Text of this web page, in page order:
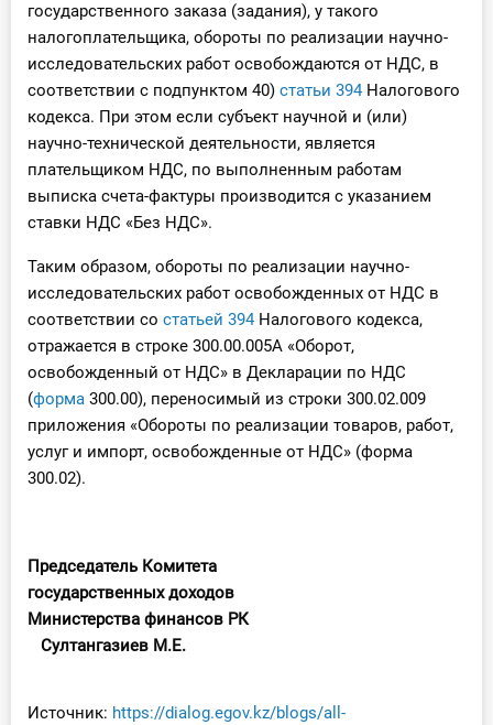
государственного заказа (задания), у такого
налогоплательщика, обороты по реализации научно-
исследовательских работ освобождаются от НДС, в
соответствии с подпунктом 40) статьи 394 Налогового
кодекса. При этом если субъект научной и (или)
научно-технической деятельности, является
плательщиком НДС, по выполненным работам
выписка счета-фактуры производится с указанием
ставки НДС «Без НДС».
Таким образом, обороты по реализации научно-
исследовательских работ освобожденных от НДС в
соответствии со статьей 394 Налогового кодекса,
отражается в строке 300.00.005А «Оборот,
освобожденный от НДС» в Декларации по НДС
(форма 300.00), переносимый из строки 300.02.009
приложения «Обороты по реализации товаров, работ,
услуг и импорт, освобожденные от НДС» (форма
300.02).
Председатель Комитета
государственных доходов
Министерства финансов РК
Султангазиев М.Е.
Источник: https://dialog.egov.kz/blogs/all-